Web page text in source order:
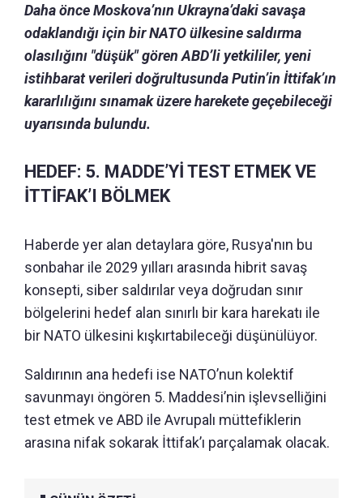
Daha önce Moskova’nın Ukrayna’daki savaşa
odaklandığı için bir NATO ülkesine saldırma
olasılığını "düşük" gören ABD’li yetkililer, yeni
istihbarat verileri doğrultusunda Putin’in İttifak’ın
kararlılığını sınamak üzere harekete geçebileceği
uyarısında bulundu.
HEDEF: 5. MADDE’Yİ TEST ETMEK VE
İTTİFAK’I BÖLMEK
Haberde yer alan detaylara göre, Rusya'nın bu
sonbahar ile 2029 yılları arasında hibrit savaş
konsepti, siber saldırılar veya doğrudan sınır
bölgelerini hedef alan sınırlı bir kara harekatı ile
bir NATO ülkesini kışkırtabileceği düşünülüyor.
Saldırının ana hedefi ise NATO’nun kolektif
savunmayı öngören 5. Maddesi’nin işlevselliğini
test etmek ve ABD ile Avrupalı müttefiklerin
arasına nifak sokarak İttifak’ı parçalamak olacak.